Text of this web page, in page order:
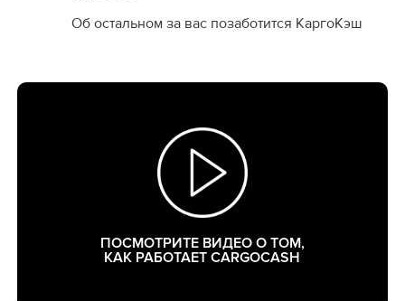
Об остальном за вас позаботится КаргоКэш
ПОСМОТРИТЕ ВИДЕО О ТОМ,
КАК РАБОТАЕТ CARGOCASH